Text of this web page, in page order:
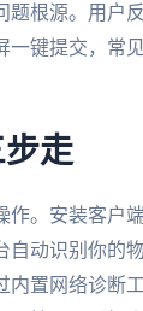
题根源。用户
一键提交，常
走
作。安装客户
自动识别你的
内置网络诊断